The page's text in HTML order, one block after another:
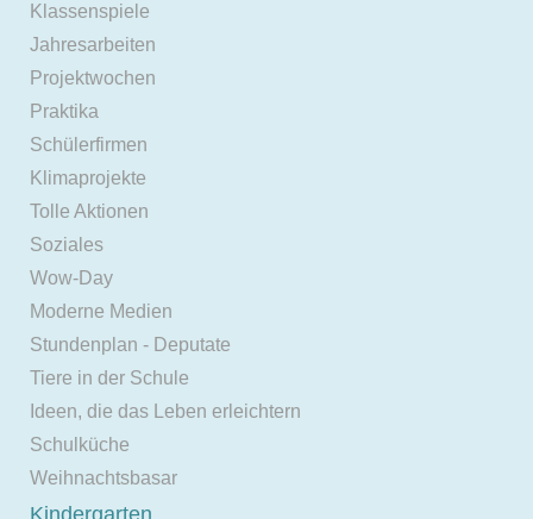
Klassenspiele
Jahresarbeiten
Projektwochen
Praktika
Schülerfirmen
Klimaprojekte
Tolle Aktionen
Soziales
Wow-Day
Moderne Medien
Stundenplan - Deputate
Tiere in der Schule
Ideen, die das Leben erleichtern
Schulküche
Weihnachtsbasar